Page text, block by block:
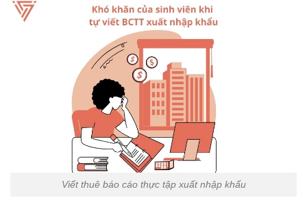
Viết thuê báo cáo thực tập xuất nhập khẩu